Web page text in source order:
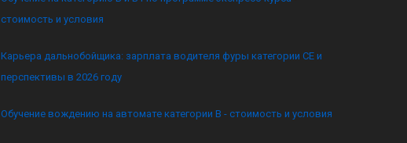
стоимость и условия
Карьера дальнобойщика: зарплата водителя фуры категории CE и
перспективы в 2026 году
Обучение вождению на автомате категории B - стоимость и условия